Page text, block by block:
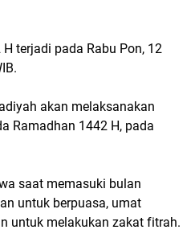
terjadi pada Rabu Pon, 12
akan melaksanakan
Ramadhan 1442 H, pada
saat memasuki bulan
untuk berpuasa, umat
untuk melakukan zakat fitrah.